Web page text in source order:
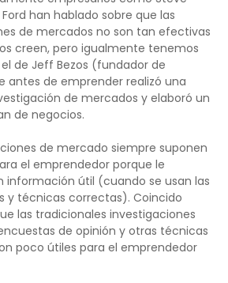
Ford han hablado sobre que las
de mercados no son tan efectivas
creen, pero igualmente tenemos
de Jeff Bezos (fundador de
antes de emprender realizó una
de mercados y elaboró un
de negocios.
de mercado siempre suponen
el emprendedor porque le
información útil (cuando se usan las
y técnicas correctas). Coincido
las tradicionales investigaciones
de opinión y otras técnicas
poco útiles para el emprendedor